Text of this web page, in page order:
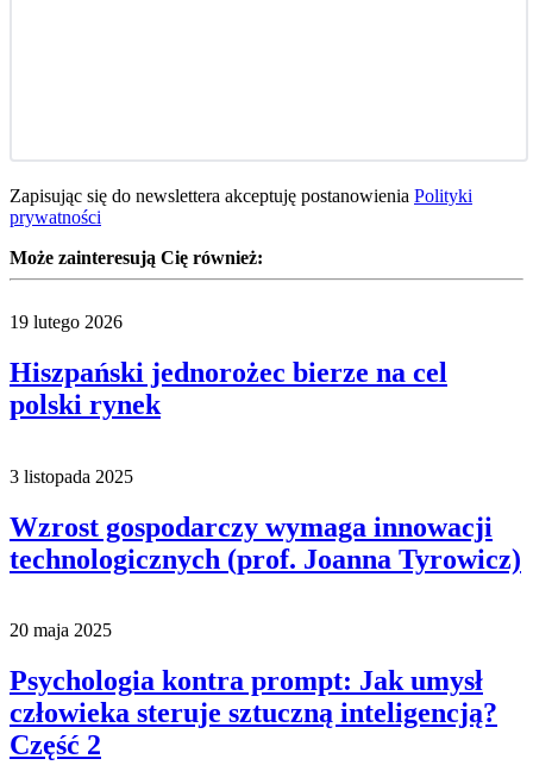
Zapisując się do newslettera akceptuję postanowienia Polityki
prywatności
Może zainteresują Cię również:
19 lutego 2026
Hiszpański jednorożec bierze na cel
polski rynek
3 listopada 2025
Wzrost gospodarczy wymaga innowacji
technologicznych (prof. Joanna Tyrowicz)
20 maja 2025
Psychologia kontra prompt: Jak umysł
człowieka steruje sztuczną inteligencją?
Część 2